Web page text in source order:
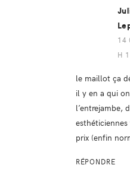
14
H
le maillot ça
il y en a qui
l’entrejambe,
prix (enfin
RÉPONDRE